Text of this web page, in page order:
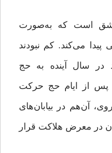
است که به‌صورت
پیدا می‌کند. کم نبودند
در سال آینده به حج
از ایام حج حرکت
آن‌هم در بیابان‌های
در معرض هلاکت قرار